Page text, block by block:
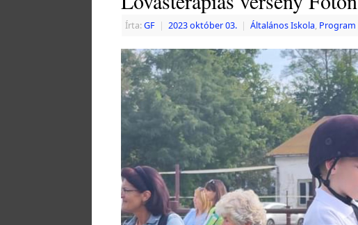
Írta:GF | 2023 október 03. | Általános Iskola, Program